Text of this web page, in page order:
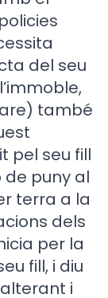
del seu
també
pel seu fill
de puny al
terra a la
dels
per la
fill, i diu
i